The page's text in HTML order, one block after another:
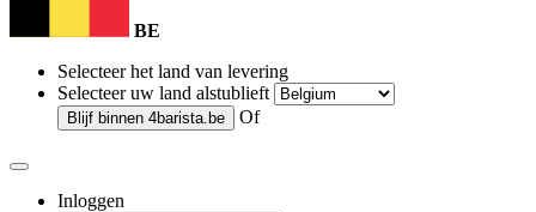
BE
Selecteer het land van levering
Selecteer uw land alstublieft
Blijf binnen 4barista.be Of
Inloggen